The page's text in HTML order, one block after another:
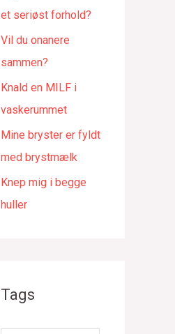
et seriøst forhold?
Vil du onanere
sammen?
Knald en MILF i
vaskerummet
Mine bryster er fyldt
med brystmælk
Knep mig i begge
huller
Tags